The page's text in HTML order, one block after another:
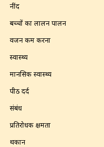
नींद
बच्चों का लालन पालन
वजन कम करना
स्वास्थ्य
मानसिक स्वास्थ्य
पीठ दर्द
संबंध
प्रतिरोधक क्षमता
थकान